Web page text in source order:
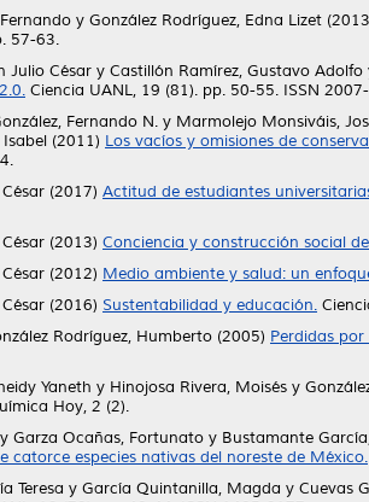
y González Rodríguez, Edna Lizet
57-63.
Julio César y Castillón Ramírez, Gustavo Adolfo
Ciencia UANL, 19 (81). pp. 50-55. ISSN
Fernando N. y Marmolejo Monsiváis,
(2011) Los vacíos y omisiones de
(2017) Actitud de estudiantes
(2013) Conciencia y construcción social
(2012) Medio ambiente y salud: un
(2016) Sustentabilidad y educación.
Rodríguez, Humberto (2005) Perdidas
Yaneth y Hinojosa Rivera, Moisés y
Hoy, 2 (2).
y Garza Ocañas, Fortunato y Bustamante
catorce especies nativas del noreste de México.
Teresa y García Quintanilla, Magda y Cuevas